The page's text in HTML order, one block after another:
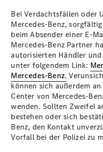
beim
Service
Digitale
Extras
Bei Verdachtsfällen oder
Mercedes-Benz,
beim Absender einer E-
Mercedes-Benz Partner
autorisierten Händler
unter folgendem Link:
Mercedes-Benz.
können sich außerdem
Center von Mercedes-
wenden. Sollten Zweifel
bestehen oder sich
Benz, den Kontakt
Vorfall bei der Polizei zu